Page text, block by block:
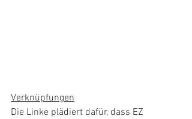
Verknüpfungen
Die Linke plädiert dafür, dass EZ